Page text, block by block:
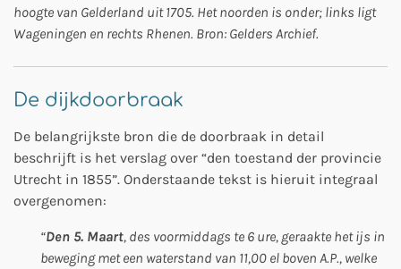
hoogte van Gelderland uit 1705. Het noorden is onder; links ligt
Wageningen en rechts Rhenen. Bron: Gelders Archief.
De dijkdoorbraak
De belangrijkste bron die de doorbraak in detail
beschrijft is het verslag over “den toestand der provincie
Utrecht in 1855”. Onderstaande tekst is hieruit integraal
overgenomen:
“Den 5. Maart, des voormiddags te 6 ure, geraakte het ijs in
beweging met een waterstand van 11,00 el boven A.P., welke